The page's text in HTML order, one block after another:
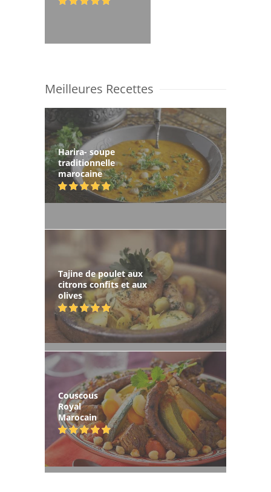
Meilleures Recettes
Harira- soupe
traditionnelle
marocaine
Tajine de poulet aux
citrons confits et aux
olives
Couscous
Royal
Marocain